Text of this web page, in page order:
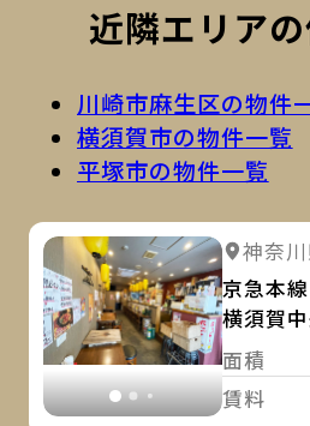
近隣エリア
川崎市麻生区の物件
横須賀市の物件一覧
平塚市の物件一覧
詳細を
神奈
京急本線
横須賀
面積
賃料